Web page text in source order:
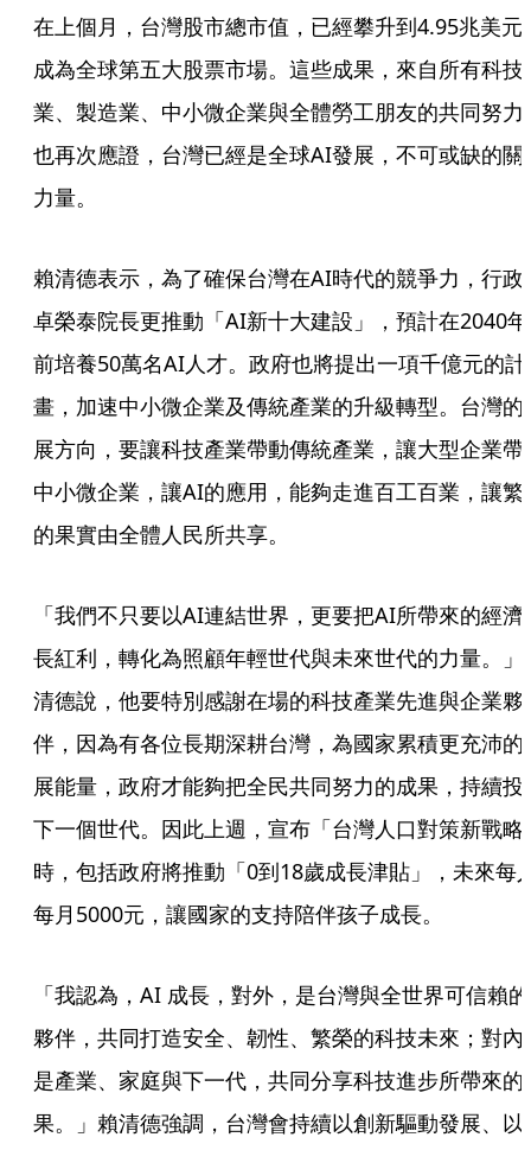
在上個月，台灣股市總市值，已經攀升到4.95兆美元
成為全球第五大股票市場。這些成果，來自所有科技
業、製造業、中小微企業與全體勞工朋友的共同努力
也再次應證，台灣已經是全球AI發展，不可或缺的關
力量。
賴清德表示，為了確保台灣在AI時代的競爭力，行政
卓榮泰院長更推動「AI新十大建設」，預計在2040年
前培養50萬名AI人才。政府也將提出一項千億元的計
畫，加速中小微企業及傳統產業的升級轉型。台灣的
展方向，要讓科技產業帶動傳統產業，讓大型企業帶
中小微企業，讓AI的應用，能夠走進百工百業，讓繁
的果實由全體人民所共享。
「我們不只要以AI連結世界，更要把AI所帶來的經濟
長紅利，轉化為照顧年輕世代與未來世代的力量。」
清德說，他要特別感謝在場的科技產業先進與企業夥
伴，因為有各位長期深耕台灣，為國家累積更充沛的
展能量，政府才能夠把全民共同努力的成果，持續投
下一個世代。因此上週，宣布「台灣人口對策新戰略
時，包括政府將推動「0到18歲成長津貼」，未來每
每月5000元，讓國家的支持陪伴孩子成長。
「我認為，AI 成長，對外，是台灣與全世界可信賴的
夥伴，共同打造安全、韌性、繁榮的科技未來；對內
是產業、家庭與下一代，共同分享科技進步所帶來的
果。」賴清德強調，台灣會持續以創新驅動發展、以